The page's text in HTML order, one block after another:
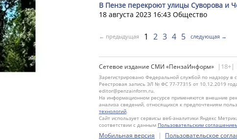
В Пензе перекроют улицы Суворова и
18 августа 2023 16:43 Общество
← предыдущая 1 2 3 4 5 следующая →
Сетевое издание СМИ «ПензаИнформ» |18+|
Зарегистрировано Федеральной службой по надзору
Реестровая запись ЭЛ № ФС 77-77315 от 10.12.2019
editor@penzainform.ru.
На информационном ресурсе применяются внешние
анализа сведений, относящихся к предпочтениям
технологий.
Сайт использует сервисы веб-аналитики Яндекс
соответствии с данным Пользовательским
Мобильная версия | Пользовательское